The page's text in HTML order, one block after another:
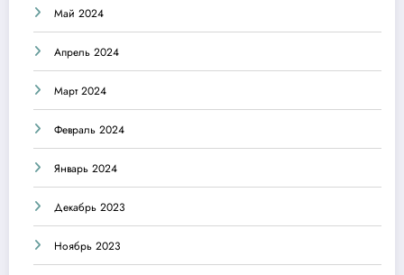
Май 2024
Апрель 2024
Март 2024
Февраль 2024
Январь 2024
Декабрь 2023
Ноябрь 2023